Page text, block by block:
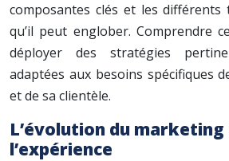
composantes clés et les différents
qu’il peut englober. Comprendre
déployer des stratégies
adaptées aux besoins spécifiques
et de sa clientèle.
L’évolution du
l’expérience